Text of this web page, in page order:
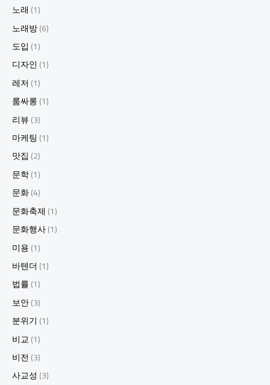
노래 (1)
노래방(6)
도입 (1)
디자인(1)
레저 (1)
룸싸롱(1)
리뷰(3)
마케팅 (1)
맛집 (2)
문학(1)
문화(4)
문화축제 (1)
문화행사(1)
미용(1)
바텐더 (1)
법률(1)
보안(3)
분위기 (1)
비교(1)
비전(3)
사교성 (3)